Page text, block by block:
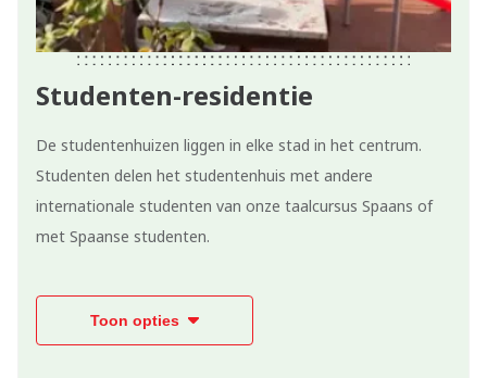
Studenten-residentie
De studentenhuizen liggen in elke stad in het centrum.
Studenten delen het studentenhuis met andere
internationale studenten van onze taalcursus Spaans of
met Spaanse studenten.
Toon opties